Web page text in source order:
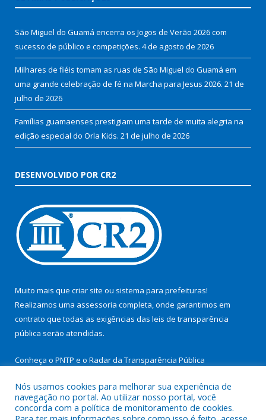
São Miguel do Guamá encerra os Jogos de Verão 2026 com
sucesso de público e competições. 4 de agosto de 2026
Milhares de fiéis tomam as ruas de São Miguel do Guamá em
uma grande celebração de fé na Marcha para Jesus 2026. 21 de
julho de 2026
Famílias guamaenses prestigiam uma tarde de muita alegria na
edição especial do Orla Kids. 21 de julho de 2026
DESENVOLVIDO POR CR2
Muito mais que criar site ou sistema para prefeituras!
Realizamos uma assessoria completa, onde garantimos em
contrato que todas as exigências das leis de transparência
pública serão atendidas.
Conheça o PNTP e o Radar da Transparência Pública
Nós usamos cookies para melhorar sua experiência de
navegação no portal. Ao utilizar nosso portal, você
concorda com a política de monitoramento de cookies.